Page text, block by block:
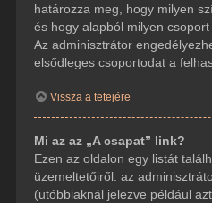
határozza meg, hogy milyen
és hogy alapból milyen
Az adminisztrátor
elsődleges csoportodat a
Vissza a tetejére
Mi az az „A csapat” link?
Ezen az oldalon egy listát
üzemeltetőiről: az
(utóbbiaknál jelezve például